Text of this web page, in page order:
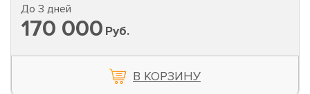
До 3 дней
170 000 Руб.
В КОРЗИНУ